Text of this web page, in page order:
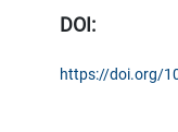
DOI:
https://doi.org/